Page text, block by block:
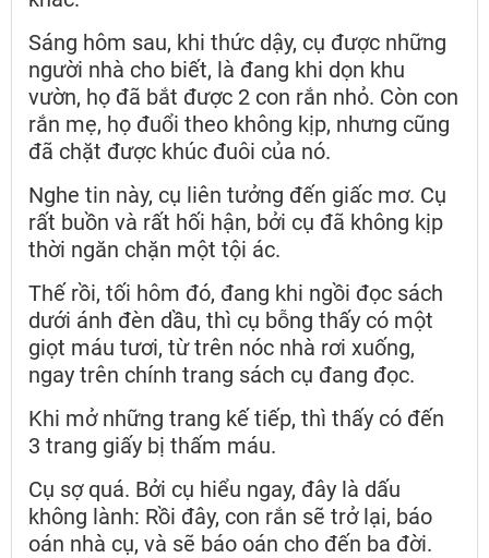
Sáng hôm sau, khi thức dậy, cụ được những
người nhà cho biết, là đang khi dọn khu
vườn, họ đã bắt được 2 con rắn nhỏ. Còn con
rắn mẹ, họ đuổi theo không kịp, nhưng cũng
đã chặt được khúc đuôi của nó.
Nghe tin này, cụ liên tưởng đến giấc mơ. Cụ
rất buồn và rất hối hận, bởi cụ đã không kịp
thời ngăn chặn một tội ác.
Thế rồi, tối hôm đó, đang khi ngồi đọc sách
dưới ánh đèn dầu, thì cụ bỗng thấy có một
giọt máu tươi, từ trên nóc nhà rơi xuống,
ngay trên chính trang sách cụ đang đọc.
Khi mở những trang kế tiếp, thì thấy có đến
3 trang giấy bị thấm máu.
Cụ sợ quá. Bởi cụ hiểu ngay, đây là dấu
không lành: Rồi đây, con rắn sẽ trở lại, báo
oán nhà cụ, và sẽ báo oán cho đến ba đời.